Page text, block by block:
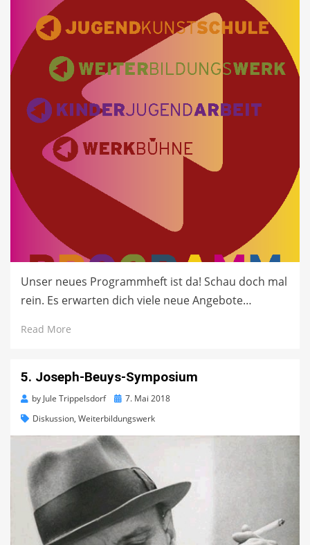
Unser neues Programmheft ist da! Schau doch mal
rein. Es erwarten dich viele neue Angebote…
Read More
5. Joseph-Beuys-Symposium
by Jule Trippelsdorf
Posted
7. Mai 2018
Diskussion, Weiterbildungswerk